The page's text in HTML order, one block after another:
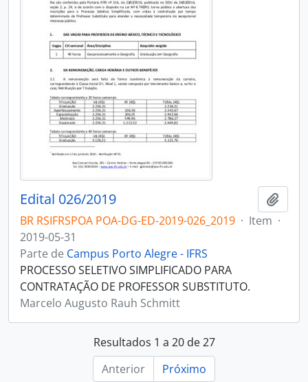
Edital 026/2019
BR RSIFRSPOA POA-DG-ED-2019-026_2019 · Item ·
2019-05-31
Parte de Campus Porto Alegre - IFRS
PROCESSO SELETIVO SIMPLIFICADO PARA
CONTRATAÇÃO DE PROFESSOR SUBSTITUTO.
Marcelo Augusto Rauh Schmitt
Resultados 1 a 20 de 27
Anterior
Próximo